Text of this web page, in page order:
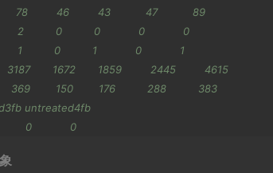
78         46         43           47           89
2          0          0            0            0
1          0          1            0            1
3187       1672       1859         2445         4615
369        150        176          288          383
untreated4fb
0            0
1            0